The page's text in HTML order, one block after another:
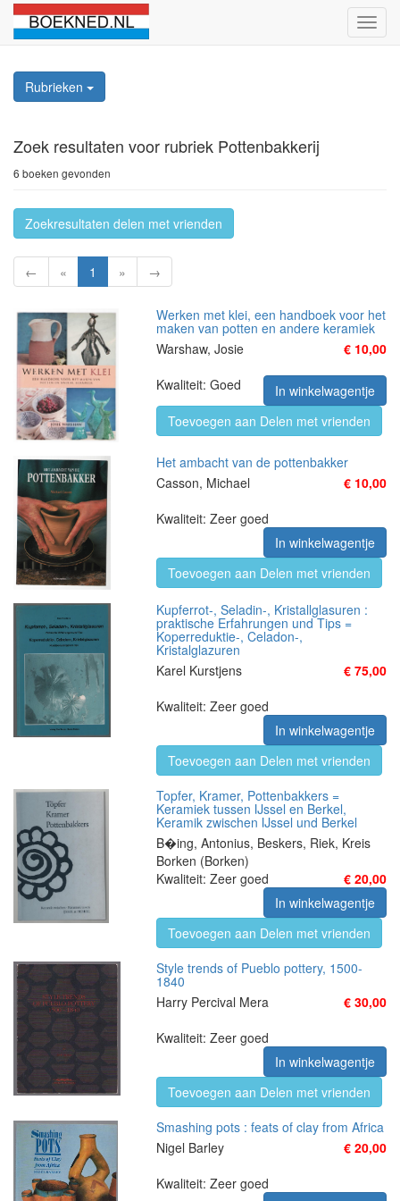
Rubrieken
Zoek resultaten voor rubriek Pottenbakkerij
6 boeken gevonden
Zoekresultaten delen met vrienden
← « 1 » →
Werken met klei, een handboek voor het
maken van potten en andere keramiek
Warshaw, Josie
€ 10,00
Kwaliteit: Goed
In winkelwagentje
Toevoegen aan Delen met vrienden
Het ambacht van de pottenbakker
Casson, Michael
€ 10,00
Kwaliteit: Zeer goed
In winkelwagentje
Toevoegen aan Delen met vrienden
Kupferrot-, Seladin-, Kristallglasuren :
praktische Erfahrungen und Tips =
Koperreduktie-, Celadon-,
Kristalglazuren
Karel Kurstjens
€ 75,00
Kwaliteit: Zeer goed
In winkelwagentje
Toevoegen aan Delen met vrienden
Topfer, Kramer, Pottenbakkers =
Keramiek tussen IJssel en Berkel,
Keramik zwischen IJssel und Berkel
B�ing, Antonius, Beskers, Riek, Kreis
Borken (Borken)
€ 20,00
Kwaliteit: Zeer goed
In winkelwagentje
Toevoegen aan Delen met vrienden
Style trends of Pueblo pottery, 1500-
1840
Harry Percival Mera
€ 30,00
Kwaliteit: Zeer goed
In winkelwagentje
Toevoegen aan Delen met vrienden
Smashing pots : feats of clay from Africa
Nigel Barley
€ 20,00
Kwaliteit: Zeer goed